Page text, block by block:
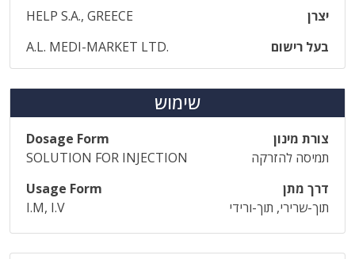
יצרן
HELP S.A., GREECE
בעל רישום
A.L. MEDI-MARKET LTD.
שימוש
צורת מינון
Dosage Form
תמיסה להזרקה
SOLUTION FOR INJECTION
דרך מתן
Usage Form
תוך-שרירי, תוך-ורידי
I.M, I.V